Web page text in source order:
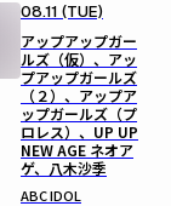
08.11 (TUE)
アップアップガー
ルズ（仮）、アッ
プアップガールズ
（２）、アップア
ップガールズ（プ
ロレス）、UP UP
NEW AGE ネオア
ゲ、八木沙季
ABC IDOL